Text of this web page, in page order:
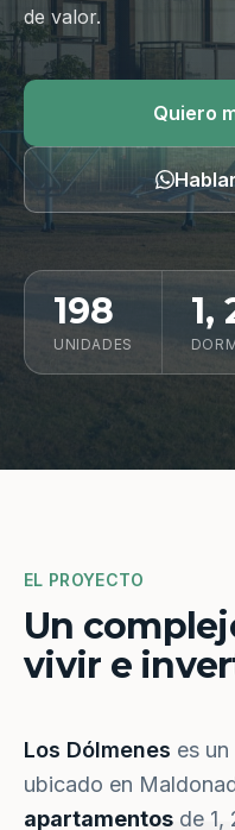
Hablar
de valor.
Quiero
198
UNIDADES
1,
EL PROYECTO
Un
vivir e
Los Dólmenes es
ubicado en
apartamentos de 1,